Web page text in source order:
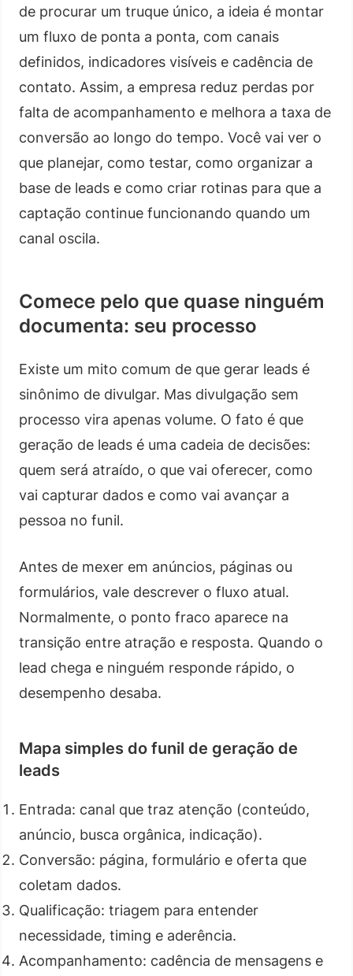
de procurar um truque único, a ideia é montar
um fluxo de ponta a ponta, com canais
definidos, indicadores visíveis e cadência de
contato. Assim, a empresa reduz perdas por
falta de acompanhamento e melhora a taxa de
conversão ao longo do tempo. Você vai ver o
que planejar, como testar, como organizar a
base de leads e como criar rotinas para que a
captação continue funcionando quando um
canal oscila.
Comece pelo que quase ninguém
documenta: seu processo
Existe um mito comum de que gerar leads é
sinônimo de divulgar. Mas divulgação sem
processo vira apenas volume. O fato é que
geração de leads é uma cadeia de decisões:
quem será atraído, o que vai oferecer, como
vai capturar dados e como vai avançar a
pessoa no funil.
Antes de mexer em anúncios, páginas ou
formulários, vale descrever o fluxo atual.
Normalmente, o ponto fraco aparece na
transição entre atração e resposta. Quando o
lead chega e ninguém responde rápido, o
desempenho desaba.
Mapa simples do funil de geração de
leads
Entrada: canal que traz atenção (conteúdo,
anúncio, busca orgânica, indicação).
Conversão: página, formulário e oferta que
coletam dados.
Qualificação: triagem para entender
necessidade, timing e aderência.
Acompanhamento: cadência de mensagens e